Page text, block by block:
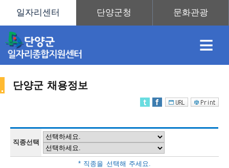
≡
단양군 채용정보
직종선택
* 직종을 선택해 주세요.
채